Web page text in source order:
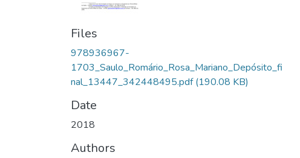
Files
978936967-
1703_Saulo_Romário_Rosa_Mariano_Depósito_fi
nal_13447_342448495.pdf(190.08 KB)
Date
2018
Authors